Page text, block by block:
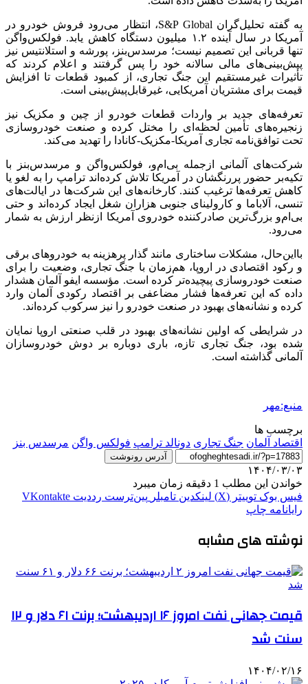
به گفته تحلیل‌گران S&P Global، انتظار می‌رود فروش خودرو در
آمریکا در سال آینده ۱.۲ میلیون دستگاه کاهش یابد. فولکس‌واگن
تنها قربانی این تصمیم نیست؛ مرسدس‌بنز، پورشه و
استلانتیس نیز
پیش‌بینی‌های مالی سالانه خود را پس گرفتند و اعلام کردند که
تأثیرات غیرمستقیم این جنگ تجاری، از کمبود قطعات تا افزایش
قیمت برای مشتریان آمریکایی، غیرقابل‌پیش‌بینی است.
تعرفه‌های جدید بر واردات قطعات خودرو از چین و مکزیک نیز
زنجیره‌های تأمین لحظه‌ای را مختل کرده و صنعت خودروسازی
تحت توافق‌نامه تجاری آمریکا-مکزیک-کانادا را تهدید می‌کند.
شرکت‌های آلمانی ازجمله بی‌ام‌و، فولکس‌واگن و مرسدس‌بنز با
تکیه‌بر حضور پررنگشان در آمریکا تلاش کرده‌اند ترامپ را به لغو یا
کاهش تعرفه‌ها ترغیب کنند. کارخانه‌های این شرکت‌ها در ایالت‌های
تنسی، آلاباما و کارولینای جنوبی هزاران شغل ایجاد کرده‌اند و حتی
بی‌ام‌و بزرگ‌ترین صادرکننده خودروی آمریکا ازنظر ارزش به شمار
می‌رود.
بااین‌حال، مشکلات ساختاری مانند گذار پرهزینه به خودروهای برقی
و رکود اقتصادی در اروپا، هم‌زمان با جنگ تجاری، وضعیت را برای
صنعت خودروسازی پیچیده‌تر کرده است. مؤسسه ایفو آلمان هشدار
داده که این تعرفه‌ها فشار مضاعفی بر اقتصاد رکودی آلمان وارد
کرده و نشانه‌های بهبود در صنعت خودرو را نیز سرکوب کرده‌اند.
در شرایطی که اولین نشانه‌های بهبود در قلب صنعتی اروپا نمایان
شده بود، جنگ تجاری تازه، باری دوباره بر دوش خودروسازان
آلمانی گذاشته است.
منبع:مهر
برچسب ها
اقتصاد آلمان جنگ تجاری دونالد ترامپ فولکس واگن مرسدس بنز
آدرس رونوشت
۱۴۰۴/۰۳/۰۳
خواندن این مطلب 1 دقیقه زمان میبرد
فیس بوک توییتر (X) لینکدین ‫تامبلر ‫پین‌ترست ‫رددیت ‫VKontakte
رایانامه چاپ
نوشته های مشابه
قیمت جهانی نفت امروز ۱۶ اردیبهشت؛ برنت ۶۱ دلار و ۱۲
سنت شد
۱۴۰۴/۰۲/۱۶